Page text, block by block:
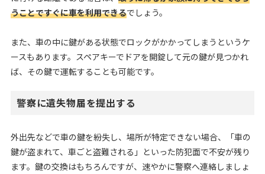
うことですぐに車を利用できるでしょう。
また、車の中に鍵がある状態でロックがかかってしまうというケ
ースもあります。スペアキーでドアを開錠して元の鍵が見つかれ
ば、その鍵で運転することも可能です。
警察に遺失物届を提出する
外出先などで車の鍵を紛失し、場所が特定できない場合、「車の
鍵が盗まれて、車ごと盗難される」といった防犯面で不安が残り
ます。鍵の交換はもちろんですが、速やかに警察へ連絡しましょ